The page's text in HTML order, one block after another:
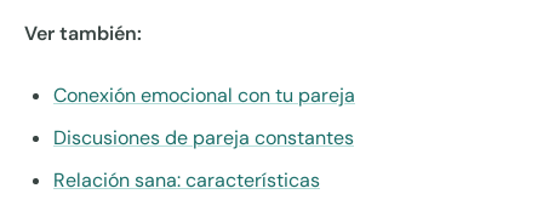
Ver también:
Conexión emocional con tu pareja
Discusiones de pareja constantes
Relación sana: características